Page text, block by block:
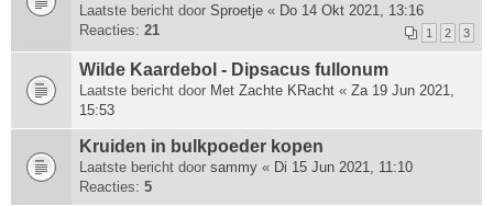
Laatste bericht door Sproetje « Do 14 Okt 2021, 13:16
Reacties: 21 1 2 3
Wilde Kaardebol - Dipsacus fullonum
Laatste bericht door Met Zachte KRacht « Za 19 Jun 2021,
15:53
Kruiden in bulkpoeder kopen
Laatste bericht door sammy « Di 15 Jun 2021, 11:10
Reacties: 5